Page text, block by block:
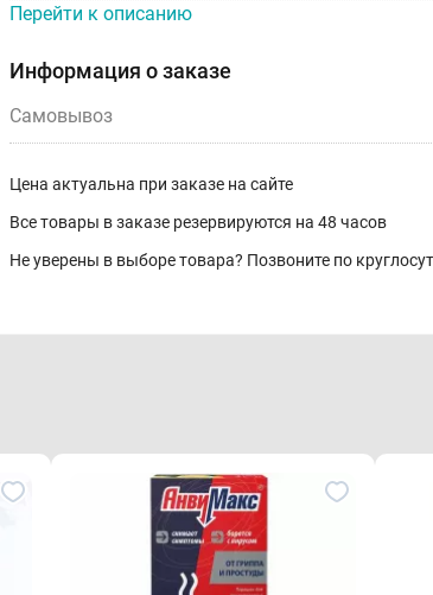
Перейти к описанию
Информация о заказе
Самовывоз
Цена актуальна при заказе на сайте
Все товары в заказе резервируются на 48 часов
Не уверены в выборе товара? Позвоните по